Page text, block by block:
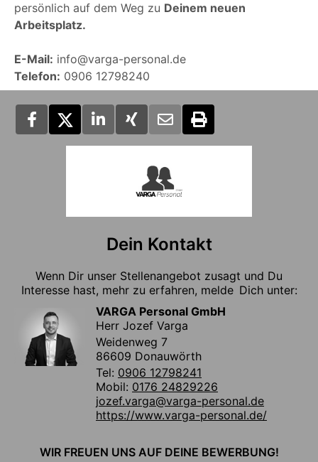
persönlich auf dem Weg zu Deinem neuen
Arbeitsplatz.
E-Mail: info@varga-personal.de
Telefon: 0906 12798240
Dein Kontakt
Wenn Dir unser Stellenangebot zusagt und Du
Interesse hast, mehr zu erfahren, melde Dich unter:
VARGA Personal GmbH
Herr Jozef Varga
Weidenweg 7
86609 Donauwörth
Tel: 0906 12798241
Mobil: 0176 24829226
jozef.varga@varga-personal.de
https://www.varga-personal.de/
WIR FREUEN UNS AUF DEINE BEWERBUNG!